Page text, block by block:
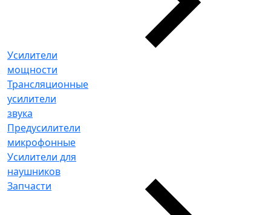
Усилители
мощности
Трансляционные
усилители
звука
Предусилители
микрофонные
Усилители для
наушников
Запчасти